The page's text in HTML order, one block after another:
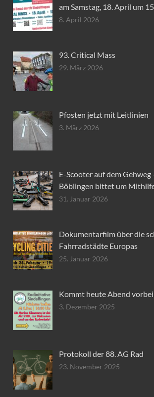
am Samstag, 18. April um
8. April 2026
93. Critical Mass
29. März 2026
Pfosten jetzt mit Leitlinien
3. März 2026
E-Scooter auf dem Gehweg
Böblingen bittet um
31. Januar 2026
Dokumentarfilm über die
Fahrradstädte Europas
25. Januar 2026
Kommt heute Abend
3. Dezember 2025
Protokoll der 88. AG Rad
23. November 2025